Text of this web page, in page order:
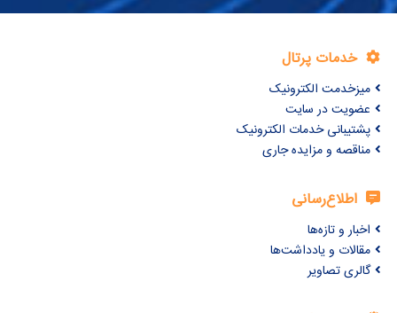
خدمات پرتال
میزخدمت الکترونیک
عضویت در سایت
پشتیبانی خدمات الکترونیک
مناقصه و مزایده جاری
اطلاع‌رسانی
اخبار و تازه‌ها
مقالات و یادداشت‌ها
گالری تصاویر